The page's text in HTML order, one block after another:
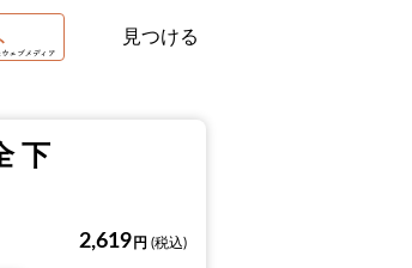
見つける
下
2,619 円 (税込)